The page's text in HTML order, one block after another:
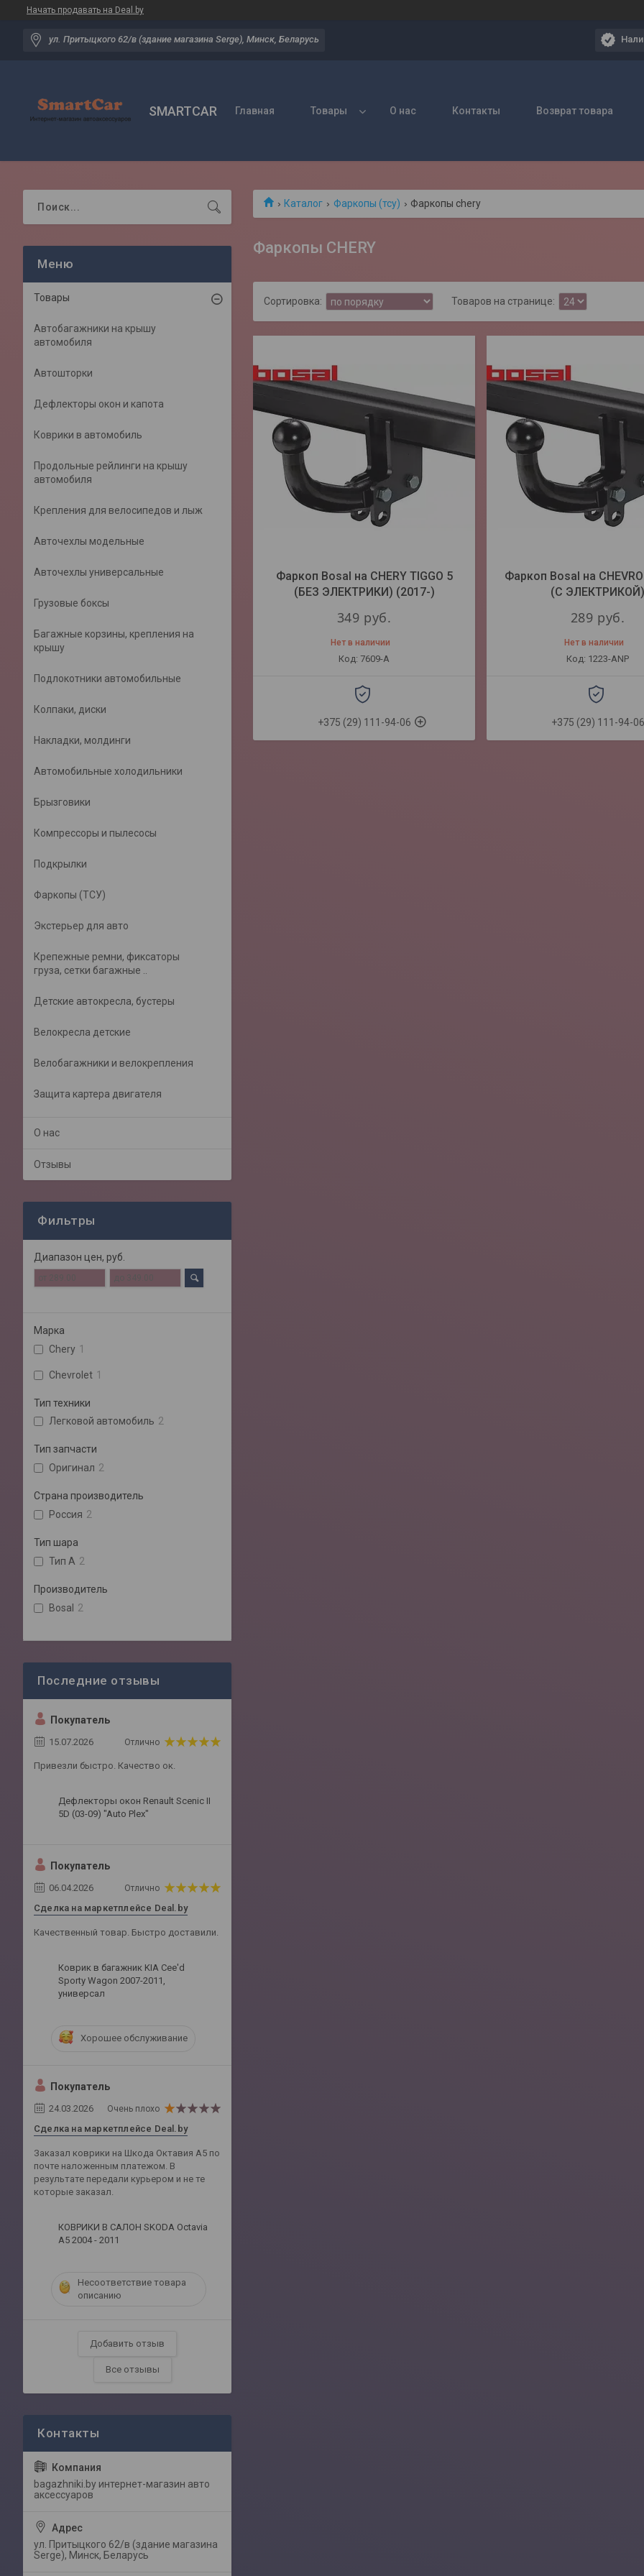
Начать продавать на Deal.by
ул. Притыцкого 62/в (здание магазина Serge), Минск, Беларусь
SMARTCAR Главная Товары О нас Контакты Возврат товара
Каталог Фаркопы (тсу) Фаркопы chery
Фаркопы CHERY
Фаркоп Bosal на CHERY TIGGO 5
(БЕЗ ЭЛЕКТРИКИ) (2017-)
349 руб.
Нет в наличии
7609-A
+375 (29) 111-94-06
Фаркоп Bosal на
(С ЭЛЕКТРИКОЙ)
289 руб.
Нет в наличии
1223-ANP
+375 (29) 111-94-06
Товары
Автобагажники на крышу
автомобиля
Автошторки
Дефлекторы окон и капота
Коврики в автомобиль
Продольные рейлинги на крышу
автомобиля
Крепления для велосипедов и лыж
Авточехлы модельные
Авточехлы универсальные
Грузовые боксы
Багажные корзины, крепления на
крышу
Подлокотники автомобильные
Колпаки, диски
Накладки, молдинги
Автомобильные холодильники
Брызговики
Компрессоры и пылесосы
Подкрылки
Фаркопы (ТСУ)
Экстерьер для авто
Крепежные ремни, фиксаторы
груза, сетки багажные ..
Детские автокресла, бустеры
Велокресла детские
Велобагажники и велокрепления
Защита картера двигателя
О нас
Отзывы
Фильтры
Диапазон цен, руб.
Марка
Chery 1
Chevrolet 1
Тип техники
Легковой автомобиль 2
Тип запчасти
Оригинал 2
Страна производитель
Россия 2
Тип шара
Тип A 2
Производитель
Bosal 2
Покупатель
15.07.2026 Отлично
Привезли быстро. Качество ок.
Дефлекторы окон Renault Scenic II
5D (03-09) "Auto Plex"
Покупатель
06.04.2026 Отлично
Сделка на маркетплейсе Deal.by
Качественный товар. Быстро доставили.
Коврик в багажник KIA Cee'd
Sporty Wagon 2007-2011,
универсал
Хорошее обслуживание
Покупатель
24.03.2026 Очень плохо
Сделка на маркетплейсе Deal.by
Заказал коврики на Шкода Октавия А5 по
почте наложенным платежом. В
результате передали курьером и не те
которые заказал.
КОВРИКИ В САЛОН SKODA Octavia
A5 2004 - 2011
Несоответствие товара
описанию
Добавить отзыв
Все отзывы
bagazhniki.by интернет-магазин авто
аксессуаров
ул. Притыцкого 62/в (здание магазина
Serge), Минск, Беларусь